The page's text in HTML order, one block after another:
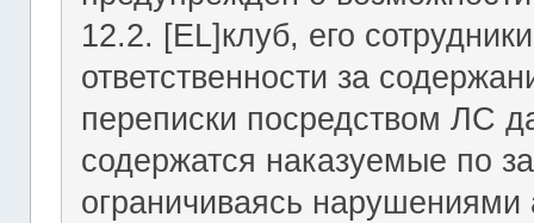
12.2. [EL]клуб, его
ответственности за
переписки посредством ЛС
содержатся наказуемые по
ограничиваясь